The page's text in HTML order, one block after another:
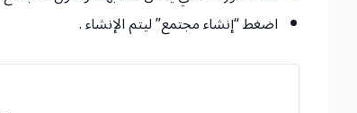
اضغط “إنشاء مجتمع” ليتم الإنشاء .